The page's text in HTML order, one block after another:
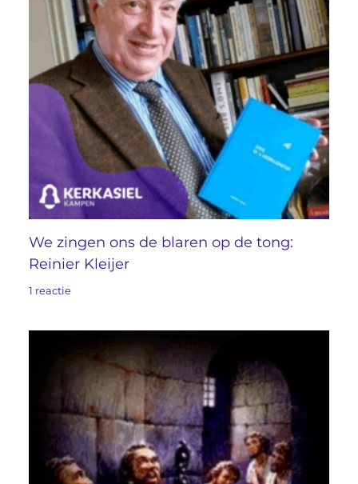
We zingen ons de blaren op de tong:
Reinier Kleijer
1 reactie